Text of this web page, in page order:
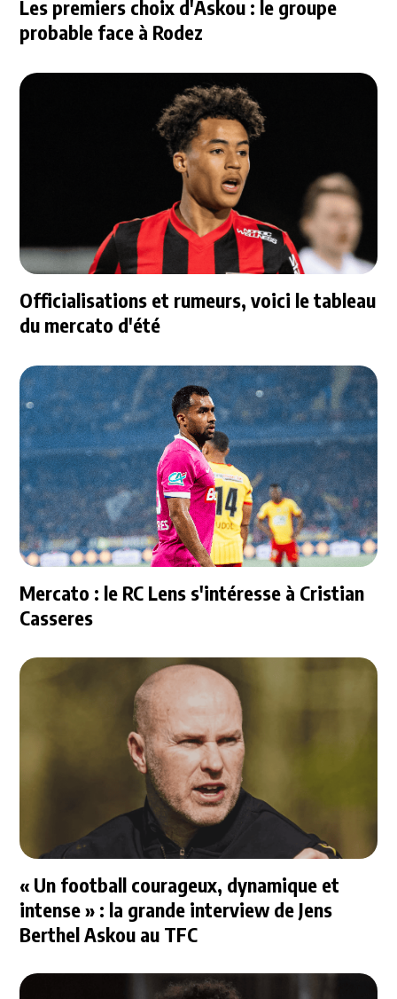
Les premiers choix d'Askou : le groupe
probable face à Rodez
Officialisations et rumeurs, voici le tableau
du mercato d'été
Mercato : le RC Lens s'intéresse à Cristian
Casseres
« Un football courageux, dynamique et
intense » : la grande interview de Jens
Berthel Askou au TFC